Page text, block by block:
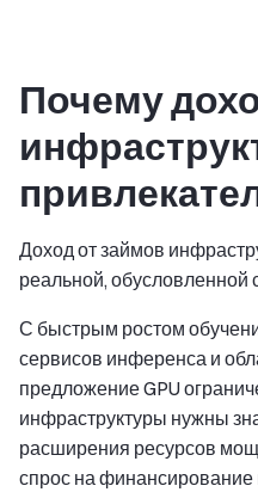
Почему
Доход от займов
реальной, обусловленной
С быстрым ростом
сервисов инференса и
предложение GPU
инфраструктуры нужны
расширения ресурсов
спрос на